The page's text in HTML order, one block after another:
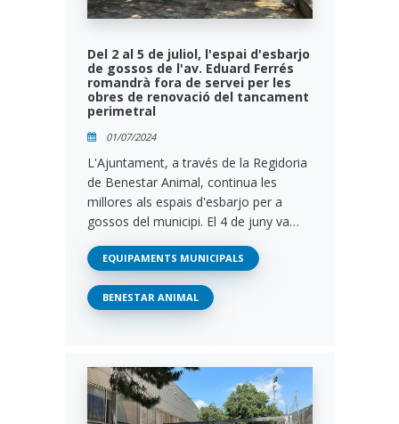
Del 2 al 5 de juliol, l'espai d'esbarjo
de gossos de l'av. Eduard Ferrés
romandrà fora de servei per les
obres de renovació del tancament
perimetral
01/07/2024
L'Ajuntament, a través de la Regidoria
de Benestar Animal, continua les
millores als espais d'esbarjo per a
gossos del municipi. El 4 de juny va…
EQUIPAMENTS MUNICIPALS
BENESTAR ANIMAL